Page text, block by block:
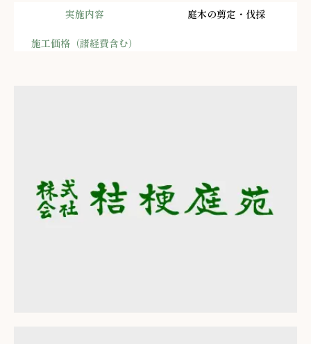
実施内容 庭木の剪定・伐採
施工価格（諸経費含む）